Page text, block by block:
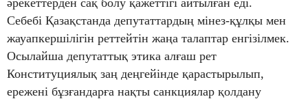
Себебі Қазақстанда депутаттардың мінез-құлқы мен
жауапкершілігін реттейтін жаңа талаптар енгізілмек.
Осылайша депутаттық этика алғаш рет
Конституциялық заң деңгейінде қарастырылып,
ережені бұзғандарға нақты санкциялар қолдану